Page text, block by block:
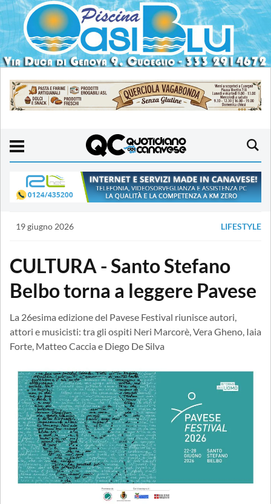
19 giugno 2026 LIFESTYLE
CULTURA - Santo Stefano
Belbo torna a leggere Pavese
La 26esima edizione del Pavese Festival riunisce autori,
attori e musicisti: tra gli ospiti Neri Marcorè, Vera Gheno, Iaia
Forte, Matteo Caccia e Diego De Silva